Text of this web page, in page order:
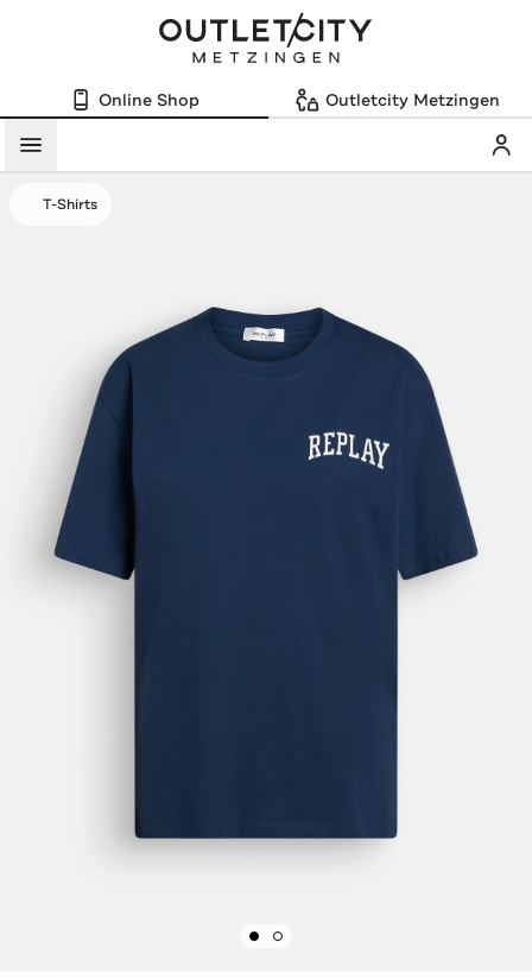
Online Shop Outletcity Metzingen
Menü
T-Shirts